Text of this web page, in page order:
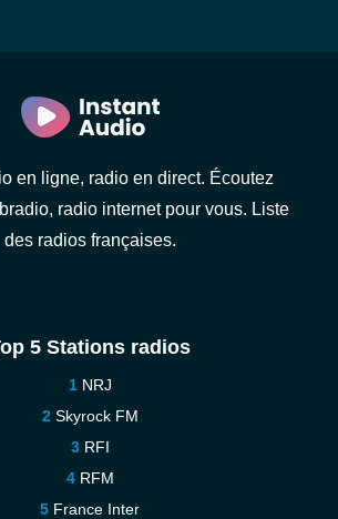
en ligne, radio en direct. Écoutez
radio internet pour vous. Liste
des radios françaises.
5 Stations radios
NRJ
Skyrock FM
RFI
RFM
France Inter